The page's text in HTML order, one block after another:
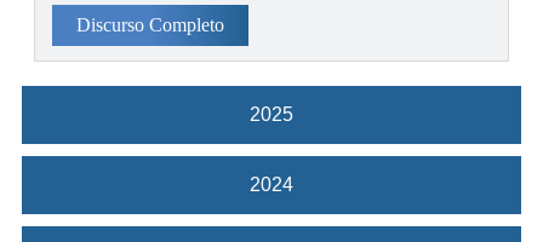
2025
2024
Discurso Completo